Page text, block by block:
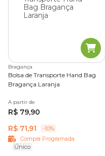
Bragança
Bolsa de Transporte Hand Bag
Bragança Laranja
A partir de
R$ 79,90
R$ 71,91
-10%
Compra Programada
Único